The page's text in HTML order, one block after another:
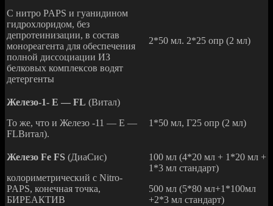
С нитро PAPS и гуанидином
гидрохлоридом, без
депротеинизации, в состав
монореагента для обеспечения
полной диссоциации ИЗ
белковых комплексов водят
детергенты
2*50 мл. 2*25 опр (2 мл)
Железо-1- Е — FL (Витал)
То же, что и Железо -11 — Е —
FLВитал).
1*50 мл, Г25 опр (2 мл)
Железо Fe FS (ДиаСис)
колориметрический с Nitro-
PAPS, конечная точка,
БИРЕАКТИВ
100 мл (4*20 мл + 1*20 мл +
1*3 мл стандарт)
500 мл (5*80 мл+1*100мл
+2*3 мл стандарт)